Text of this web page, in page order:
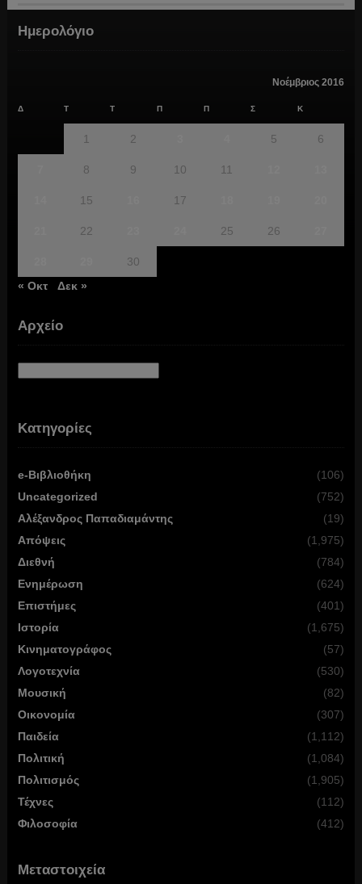
Ημερολόγιο
Νοέμβριος 2016
Δ Τ Τ Π Π Σ Κ
1 2 5 6
8 9 10 11
15 17
22 25 26
30
« Οκτ
Δεκ »
Αρχείο
Κατηγορίες
e-Βιβλιοθήκη
(106)
Uncategorized
(752)
Αλέξανδρος Παπαδιαμάντης
(19)
Απόψεις
(1,975)
Διεθνή
(784)
Ενημέρωση
(624)
Επιστήμες
(401)
Ιστορία
(1,675)
Κινηματογράφος
(57)
Λογοτεχνία
(530)
Μουσική
(82)
Οικονομία
(307)
Παιδεία
(1,112)
Πολιτική
(1,084)
Πολιτισμός
(1,905)
Τέχνες
(112)
Φιλοσοφία
(412)
Μεταστοιχεία